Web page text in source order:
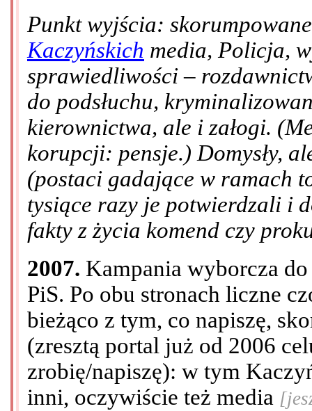
Punkt wyjścia:
Kaczyńskich media, Policja,
sprawiedliwości –
do podsłuchu,
kierownictwa, ale i załogi.
korupcji: pensje.) Domysły,
(postaci gadające w ramach
tysiące razy je potwierdzali i
fakty z życia komend czy
2007. Kampania wyborcza do
PiS. Po obu stronach liczne
bieżąco z tym, co napiszę,
(zresztą portal już od 2006
zrobię/napiszę): w tym
inni, oczywiście też media